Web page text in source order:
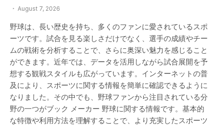
August 7, 2026
野球は、長い歴史を持ち、多くのファンに愛されているスポ
ーツです。試合を見る楽しさだけでなく、選手の成績やチー
ムの戦術を分析することで、さらに奥深い魅力を感じること
ができます。近年では、データを活用しながら試合展開を予
想する観戦スタイルも広がっています。インターネットの普
及により、スポーツに関する情報を簡単に確認できるように
なりました。その中でも、野球ファンから注目されている分
野の一つがブック メーカー 野球に関する情報です。基本的
な特徴や利用方法を理解することで、より充実したスポーツ